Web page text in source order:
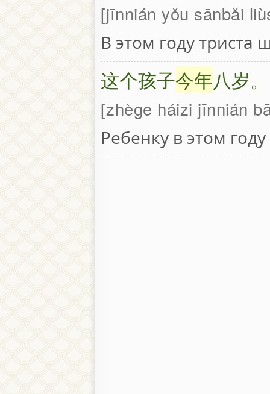
jīnnián yǒu sānbǎi
В этом году триста
这个孩子今年八岁。
zhège háizi jīnnián
Ребенку в этом